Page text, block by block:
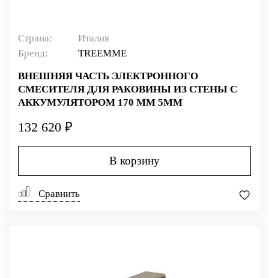
Страна:
Италия
Бренд:
TREEMME
ВНЕШНЯЯ ЧАСТЬ ЭЛЕКТРОННОГО
СМЕСИТЕЛЯ ДЛЯ РАКОВИНЫ ИЗ СТЕНЫ С
АККУМУЛЯТОРОМ 170 ММ 5MM
132 620 ₽
В корзину
Сравнить